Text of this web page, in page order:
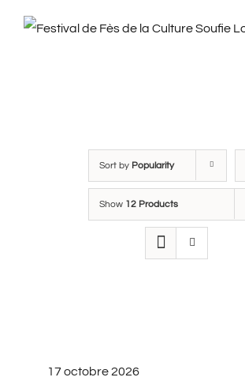
Sort by Popularity
Show 12 Products
17 octobre 2026